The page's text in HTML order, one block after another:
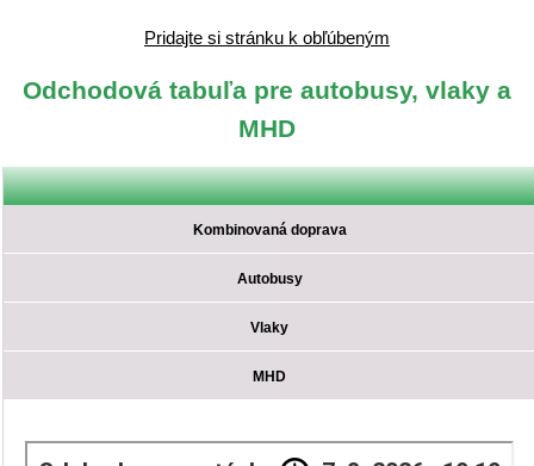
Pridajte si stránku k obľúbeným
Odchodová tabuľa pre autobusy, vlaky a
MHD
Kombinovaná doprava
Autobusy
Vlaky
MHD